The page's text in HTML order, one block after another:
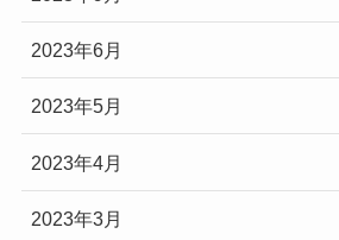
2023年6月
2023年5月
2023年4月
2023年3月